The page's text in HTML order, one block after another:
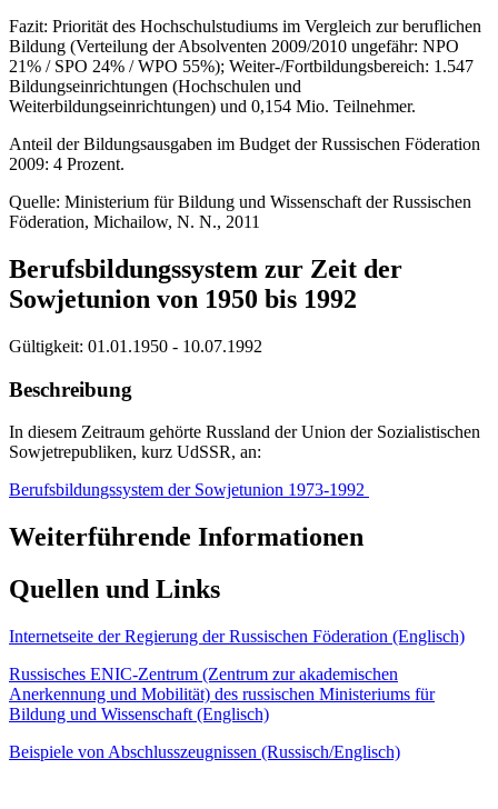
Fazit: Priorität des Hochschulstudiums im Vergleich zur beruflichen
Bildung (Verteilung der Absolventen 2009/2010 ungefähr: NPO
21% / SPO 24% / WPO 55%); Weiter-/Fortbildungsbereich: 1.547
Bildungseinrichtungen (Hochschulen und
Weiterbildungseinrichtungen) und 0,154 Mio. Teilnehmer.
Anteil der Bildungsausgaben im Budget der Russischen Föderation
2009: 4 Prozent.
Quelle: Ministerium für Bildung und Wissenschaft der Russischen
Föderation, Michailow, N. N., 2011
Berufsbildungssystem zur Zeit der
Sowjetunion von 1950 bis 1992
Gültigkeit: 01.01.1950 - 10.07.1992
Beschreibung
In diesem Zeitraum gehörte Russland der Union der Sozialistischen
Sowjetrepubliken, kurz UdSSR, an:
Berufsbildungssystem der Sowjetunion 1973-1992
Weiterführende Informationen
Quellen und Links
Internetseite der Regierung der Russischen Föderation (Englisch)
Russisches ENIC-Zentrum (Zentrum zur akademischen
Anerkennung und Mobilität) des russischen Ministeriums für
Bildung und Wissenschaft (Englisch)
Beispiele von Abschlusszeugnissen (Russisch/Englisch)